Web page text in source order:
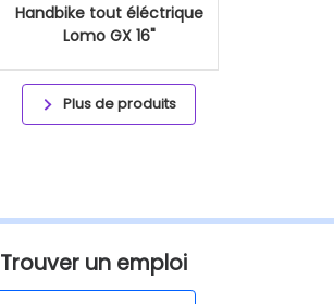
Handbike tout éléctrique
Lomo GX 16"
Plus de produits
Trouver un emploi